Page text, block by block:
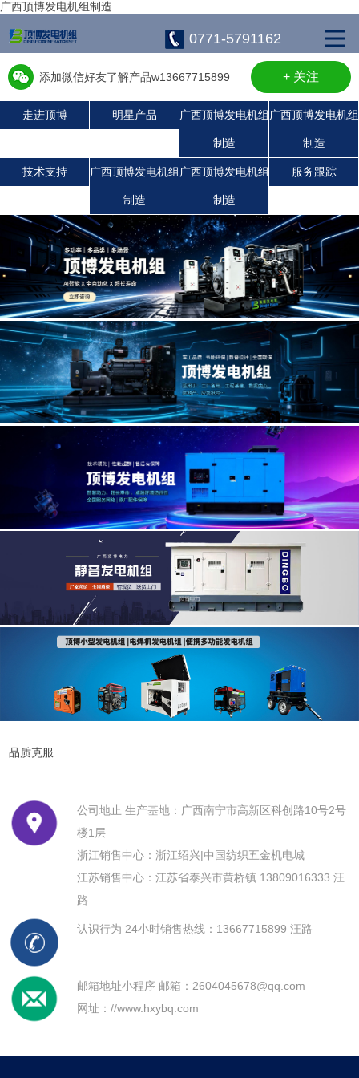
广西顶博发电机组制造
0771-5791162
添加微信好友了解产品w13667715899 + 关注
走进顶博 明星产品 广西顶博发电机组
制造
广西顶博发电机组
制造
技术支持 广西顶博发电机组
制造
广西顶博发电机组
制造
服务跟踪
静音发电机组
广西顶博发电机组制造:潍柴发电机组
珀金斯发电机组
广西顶博发电机组制造:沃尔沃发电机组
康明斯广西顶博发电机组制造
上柴发电机组
玉柴发电机组
品质克服
公司地止 生产基地：广西南宁市高新区科创路10号2号
楼1层
浙江销售中心：浙江绍兴|中国纺织五金机电城
江苏销售中心：江苏省泰兴市黄桥镇 13809016333 汪
路
认识行为 24小时销售热线：13667715899 汪路
邮箱地址小程序 邮箱：2604045678@qq.com
网址：//www.hxybq.com